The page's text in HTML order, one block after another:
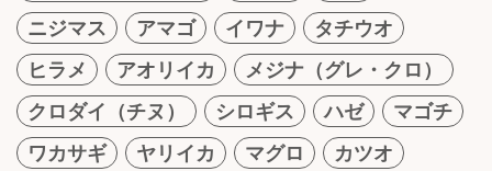
ニジマス
アマゴ イワナ
タチウオ
ヒラメ
アオリイカ
メジナ（グレ・クロ）
クロダイ（チヌ）
シロギス ハゼ
マゴチ
ワカサギ
ヤリイカ マグロ
カツオ